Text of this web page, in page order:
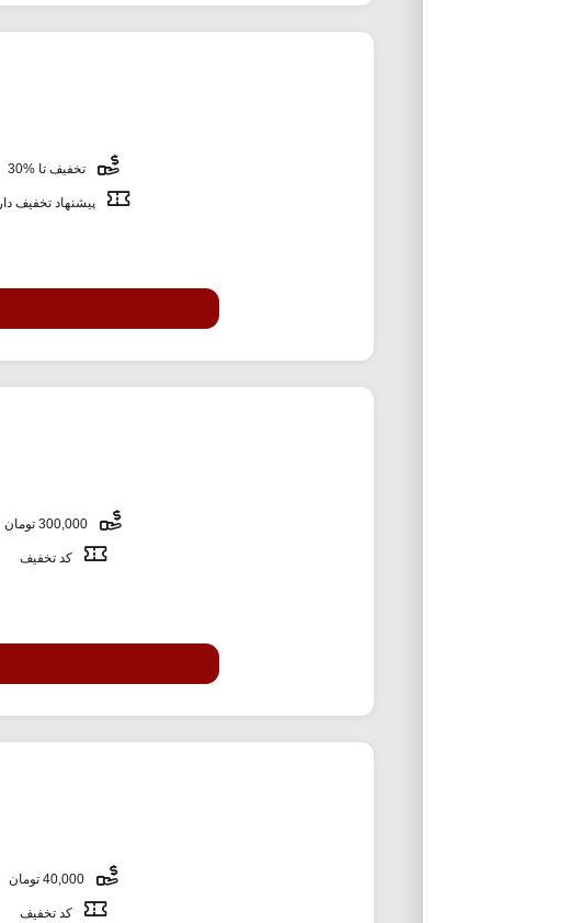
تخفیف تا %30
پیشنهاد تخفیف دار
کد تخفیف
40,000 تومان
کد تخفیف